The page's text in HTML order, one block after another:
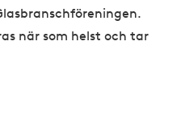
när som helst och tar